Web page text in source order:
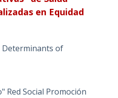
en Equidad
Determinants of
Red Social Promoción